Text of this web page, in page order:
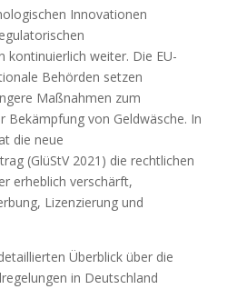
Innovationen
kontinuierlich weiter. Die EU-
Behörden setzen
Maßnahmen zum
Bekämpfung von Geldwäsche. In
die neue
(GlüStV 2021) die rechtlichen
erheblich verschärft,
Lizenzierung und
Überblick über die
in Deutschland